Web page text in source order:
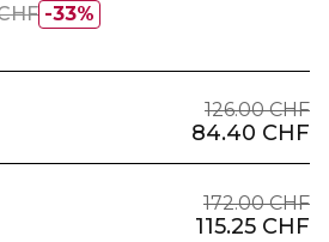
33%
126.00 CHF
84.40 CHF
172.00 CHF
115.25 CHF